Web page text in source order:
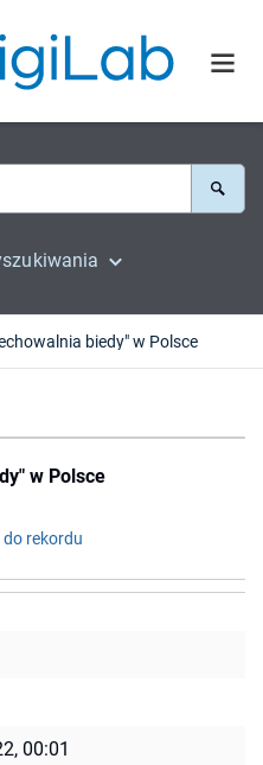
biedy" w Polsce
w Polsce
do rekordu
00:01